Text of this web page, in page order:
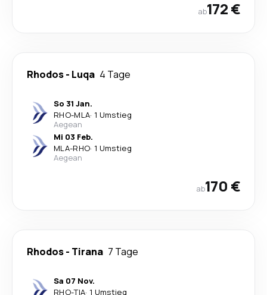
ab172 €
Rhodos- Luqa 4 Tage
So 31 Jan.
RHO-MLA· 1 Umstieg
Aegean
Mi 03 Feb.
MLA-RHO· 1 Umstieg
Aegean
ab170 €
Rhodos- Tirana 7 Tage
Sa 07 Nov.
RHO-TIA· 1 Umstieg